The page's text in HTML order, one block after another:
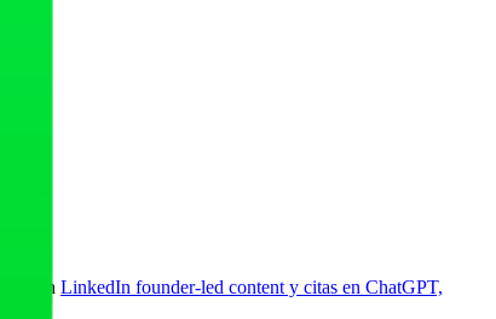
y con LinkedIn founder-led content y citas en ChatGPT,